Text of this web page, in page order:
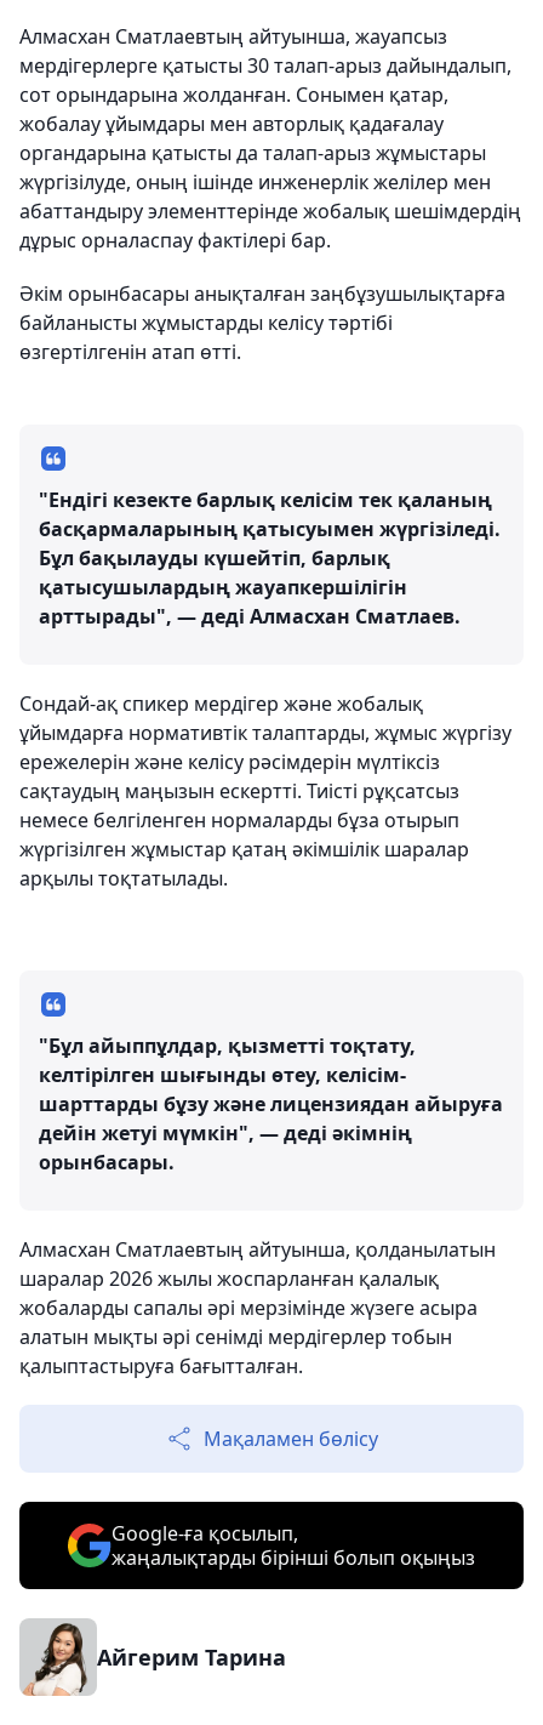
Алмасхан Сматлаевтың айтуынша, жауапсыз
мердігерлерге қатысты 30 талап-арыз дайындалып,
сот орындарына жолданған. Сонымен қатар,
жобалау ұйымдары мен авторлық қадағалау
органдарына қатысты да талап-арыз жұмыстары
жүргізілуде, оның ішінде инженерлік желілер мен
абаттандыру элементтерінде жобалық шешімдердің
дұрыс орналаспау фактілері бар.
Әкім орынбасары анықталған заңбұзушылықтарға
байланысты жұмыстарды келісу тәртібі
өзгертілгенін атап өтті.
"Ендігі кезекте барлық келісім тек қаланың
басқармаларының қатысуымен жүргізіледі.
Бұл бақылауды күшейтіп, барлық
қатысушылардың жауапкершілігін
арттырады", — деді Алмасхан Сматлаев.
Сондай-ақ спикер мердігер және жобалық
ұйымдарға нормативтік талаптарды, жұмыс жүргізу
ережелерін және келісу рәсімдерін мүлтіксіз
сақтаудың маңызын ескертті. Тиісті рұқсатсыз
немесе белгіленген нормаларды бұза отырып
жүргізілген жұмыстар қатаң әкімшілік шаралар
арқылы тоқтатылады.
"Бұл айыппұлдар, қызметті тоқтату,
келтірілген шығынды өтеу, келісім-
шарттарды бұзу және лицензиядан айыруға
дейін жетуі мүмкін", — деді әкімнің
орынбасары.
Алмасхан Сматлаевтың айтуынша, қолданылатын
шаралар 2026 жылы жоспарланған қалалық
жобаларды сапалы әрі мерзімінде жүзеге асыра
алатын мықты әрі сенімді мердігерлер тобын
қалыптастыруға бағытталған.
Мақаламен бөлісу
Google-ға қосылып,
жаңалықтарды бірінші болып оқыңыз
Айгерим Тарина